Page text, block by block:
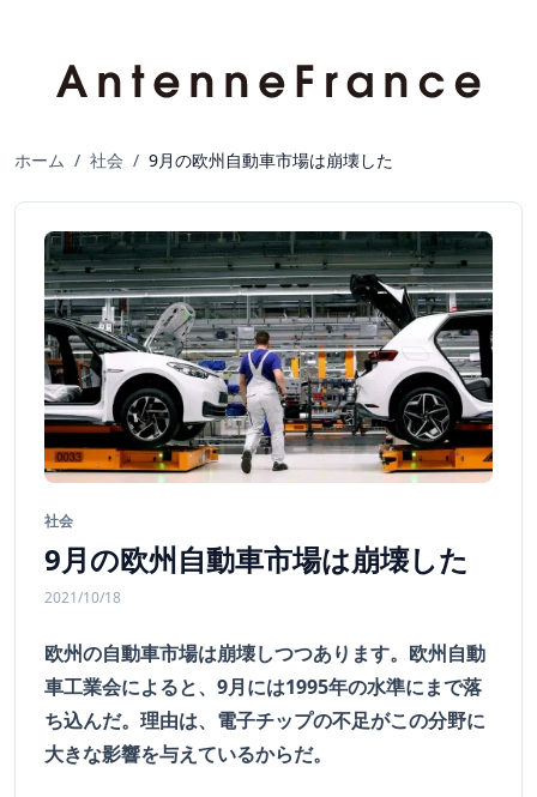
ホーム / 社会 / 9月の欧州自動車市場は崩壊した
社会
9月の欧州自動車市場は崩壊した
2021/10/18
欧州の自動車市場は崩壊しつつあります。欧州自動
車工業会によると、9月には1995年の水準にまで落
ち込んだ。理由は、電子チップの不足がこの分野に
大きな影響を与えているからだ。